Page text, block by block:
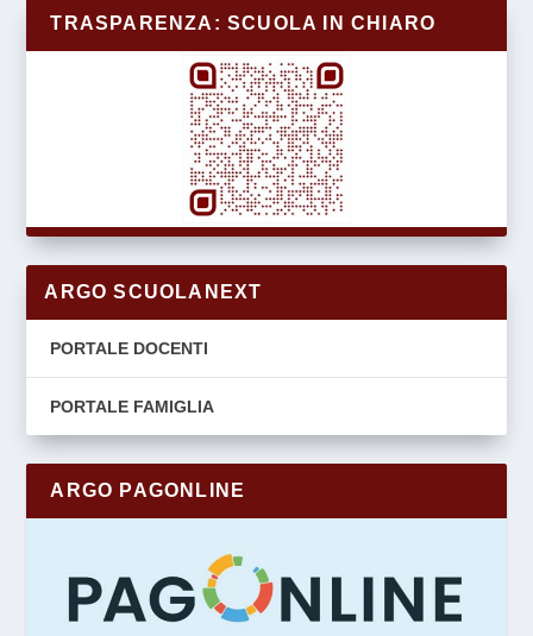
TRASPARENZA: SCUOLA IN CHIARO
ARGO SCUOLANEXT
PORTALE DOCENTI
PORTALE FAMIGLIA
ARGO PAGONLINE